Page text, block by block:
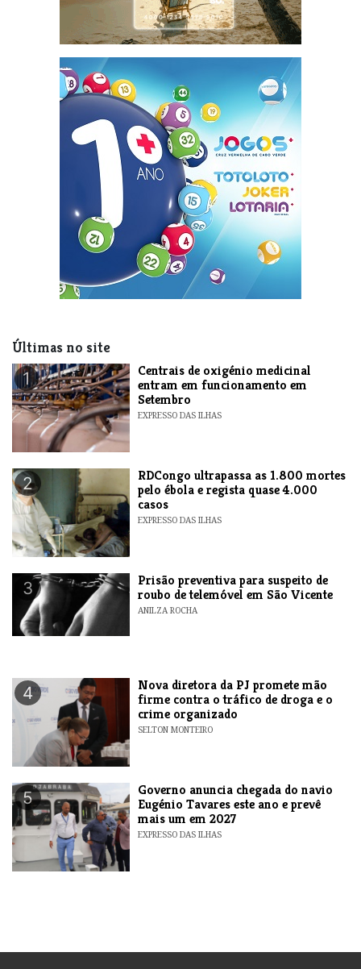
Últimas no site
1
Centrais de oxigénio medicinal
entram em funcionamento em
Setembro
EXPRESSO DAS ILHAS
2
RDCongo ultrapassa as 1.800 mortes
pelo ébola e regista quase 4.000
casos
EXPRESSO DAS ILHAS
3
Prisão preventiva para suspeito de
roubo de telemóvel em São Vicente
ANILZA ROCHA
4
Nova diretora da PJ promete mão
firme contra o tráfico de droga e o
crime organizado
SELTON MONTEIRO
5
Governo anuncia chegada do navio
Eugénio Tavares este ano e prevê
mais um em 2027
EXPRESSO DAS ILHAS